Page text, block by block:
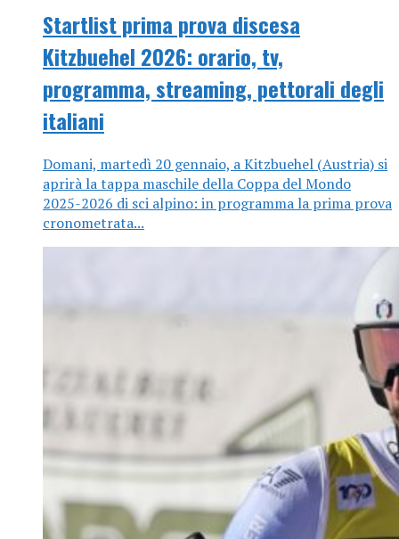
Startlist prima prova discesa
Kitzbuehel 2026: orario, tv,
programma, streaming, pettorali degli
italiani
Domani, martedì 20 gennaio, a Kitzbuehel (Austria) si
aprirà la tappa maschile della Coppa del Mondo
2025-2026 di sci alpino: in programma la prima prova
cronometrata...